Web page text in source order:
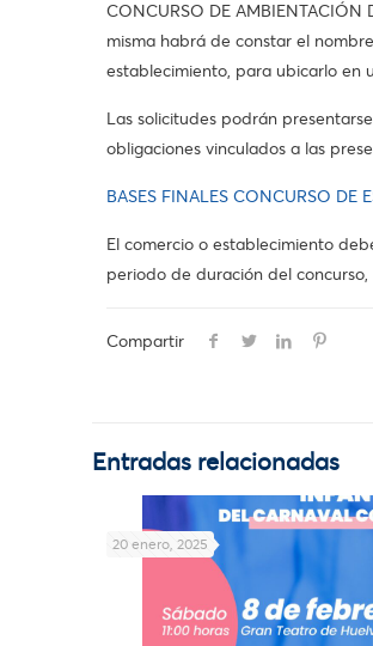
CONCURSO DE AMBIENTACIÓN
misma habrá de constar el
establecimiento, para ubicarlo en
Las solicitudes podrán
obligaciones vinculados a las
BASES FINALES CONCURSO DE
El comercio o establecimiento
periodo de duración del
Compartir
Entradas relacionadas
20 enero, 2025